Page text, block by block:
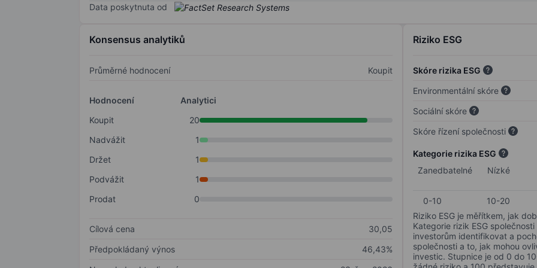
Data poskytnuta od
Konsensus analytiků
Průměrné hodnocení Koupit
Hodnocení
Analytici
Koupit
20
Nadvážit
1
Držet
1
Podvážit
1
Prodat
0
Cílová cena
30,05
Předpokládaný výnos
46,43%
Riziko ESG
Skóre rizika ESG
Environmentální skóre
Sociální skóre
Skóre řízení společnosti
Kategorie rizika ESG
Zanedbatelné
Nízké
0-10
10-20
Riziko ESG je měřítkem, jak
Kategorie rizik ESG
investorům identifikovat a
společnosti a to, jak mohou
investic. Stupnice je od 0 do